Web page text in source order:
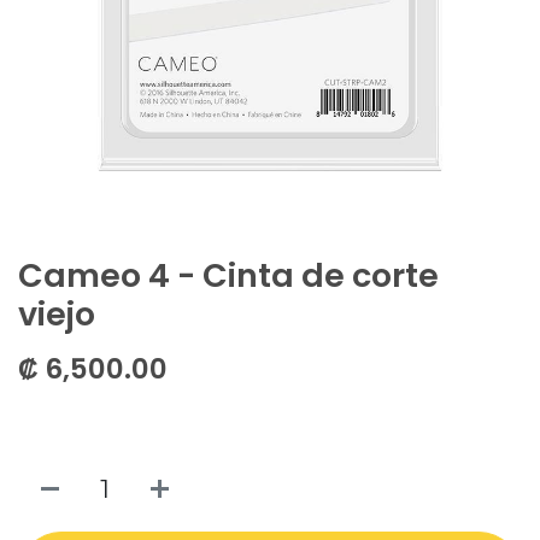
Cameo 4 - Cinta de corte
viejo
₡ 6,500.00